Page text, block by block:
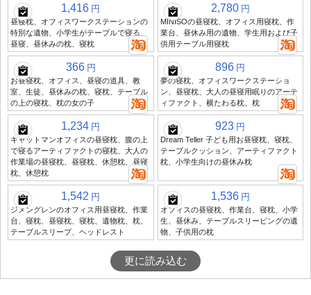
1,416 円
昼寝枕、オフィスワークステーションの
特別な遺物、小学生がテーブルで寝る、
昼寝、昼休みの枕、寝枕
2,780 円
MINISOの昼寝枕、オフィス用寝枕、作
業台、昼休み用の遺物、学生用および子
供用テーブル用寝枕
366 円
お昼寝枕、オフィス、昼寝の道具、教
室、生徒、昼休みの枕、寝枕、テーブル
の上の寝枕、枕の女の子
896 円
夢の寝枕、オフィスワークステーショ
ン、昼寝枕、大人の昼寝用眠りのアーテ
ィファクト、横たわる枕、枕
1,234 円
キャットマンオフィスの昼寝枕、腹の上
で寝るアーティファクトの寝枕、大人の
作業場の昼寝枕、昼寝枕、休憩枕、昼寝
枕、休憩枕
923 円
Dream Teller 子ども用お昼寝枕、寝枕、
テーブルクッション、アーティファクト
枕、小学生向けの昼休み枕
1,542 円
ジメングレンのオフィス用昼寝枕、作業
台、寝枕、昼寝枕、寝枕、遺物枕、枕、
テーブルスリープ、ヘッドレスト
1,536 円
オフィスの昼寝枕、作業台、寝枕、小学
生、昼休み、テーブルスリーピングの遺
物、子供用の枕
更に読み込む